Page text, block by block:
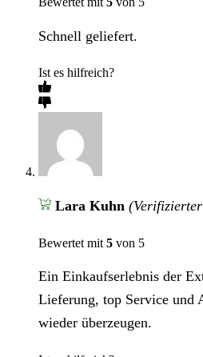
Schnell geliefert.
Ist es hilfreich?
Lara Kuhn
Bewertet mit 5 von 5
Ein Einkaufserlebnis der
Lieferung, top Service und
wieder überzeugen.